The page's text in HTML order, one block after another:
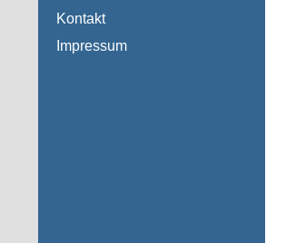
Kontakt
Impressum